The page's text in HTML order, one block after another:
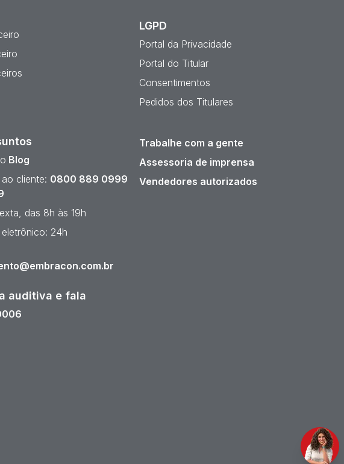
LGPD
Portal da Privacidade
Portal do Titular
Consentimentos
Pedidos dos Titulares
Blog
cliente: 0800 889 0999
das 8h às 19h
24h
auditiva e fala
Trabalhe com a gente
Assessoria de imprensa
Vendedores autorizados